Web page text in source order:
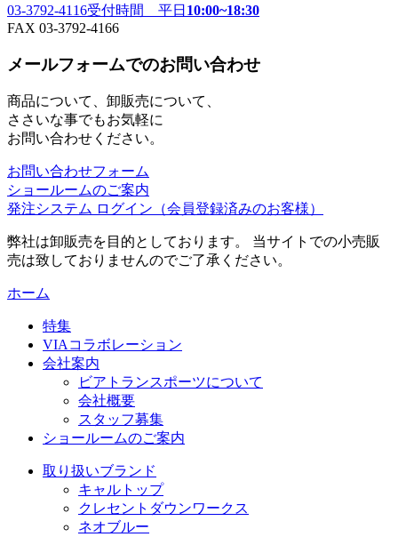
03-3792-4116受付時間 平日 10:00~18:30
FAX 03-3792-4166
メールフォームでのお問い合わせ
商品について、卸販売について、
ささいな事でもお気軽に
お問い合わせください。
お問い合わせフォーム
ショールームのご案内
発注システム ログイン （会員登録済みのお客様）
弊社は卸販売を目的としております。 当サイトでの小売販
売は致しておりませんのでご了承ください。
ホーム
特集
VIAコラボレーション
会社案内
ビアトランスポーツについて
会社概要
スタッフ募集
ショールームのご案内
取り扱いブランド
キャルトップ
クレセントダウンワークス
ネオブルー